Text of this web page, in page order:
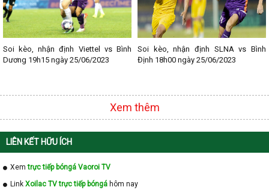
Soi kèo, nhận định Viettel vs Bình
Dương 19h15 ngày 25/06/2023
Soi kèo, nhận định SLNA vs Bình
Định 18h00 ngày 25/06/2023
Xem thêm
LIÊN KẾT HỮU ÍCH
Xemtrực tiếp bóngá Vaoroi TV
Link Xoilac TV trực tiếp bóngá hôm nay